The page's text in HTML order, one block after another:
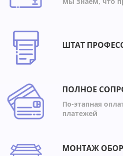
ШТАТ
ПОЛНОЕ
По-этапная
платежей
МОНТАЖ